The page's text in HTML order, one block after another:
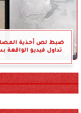
ضبط لص أحذية
تداول فيديو الواقعة